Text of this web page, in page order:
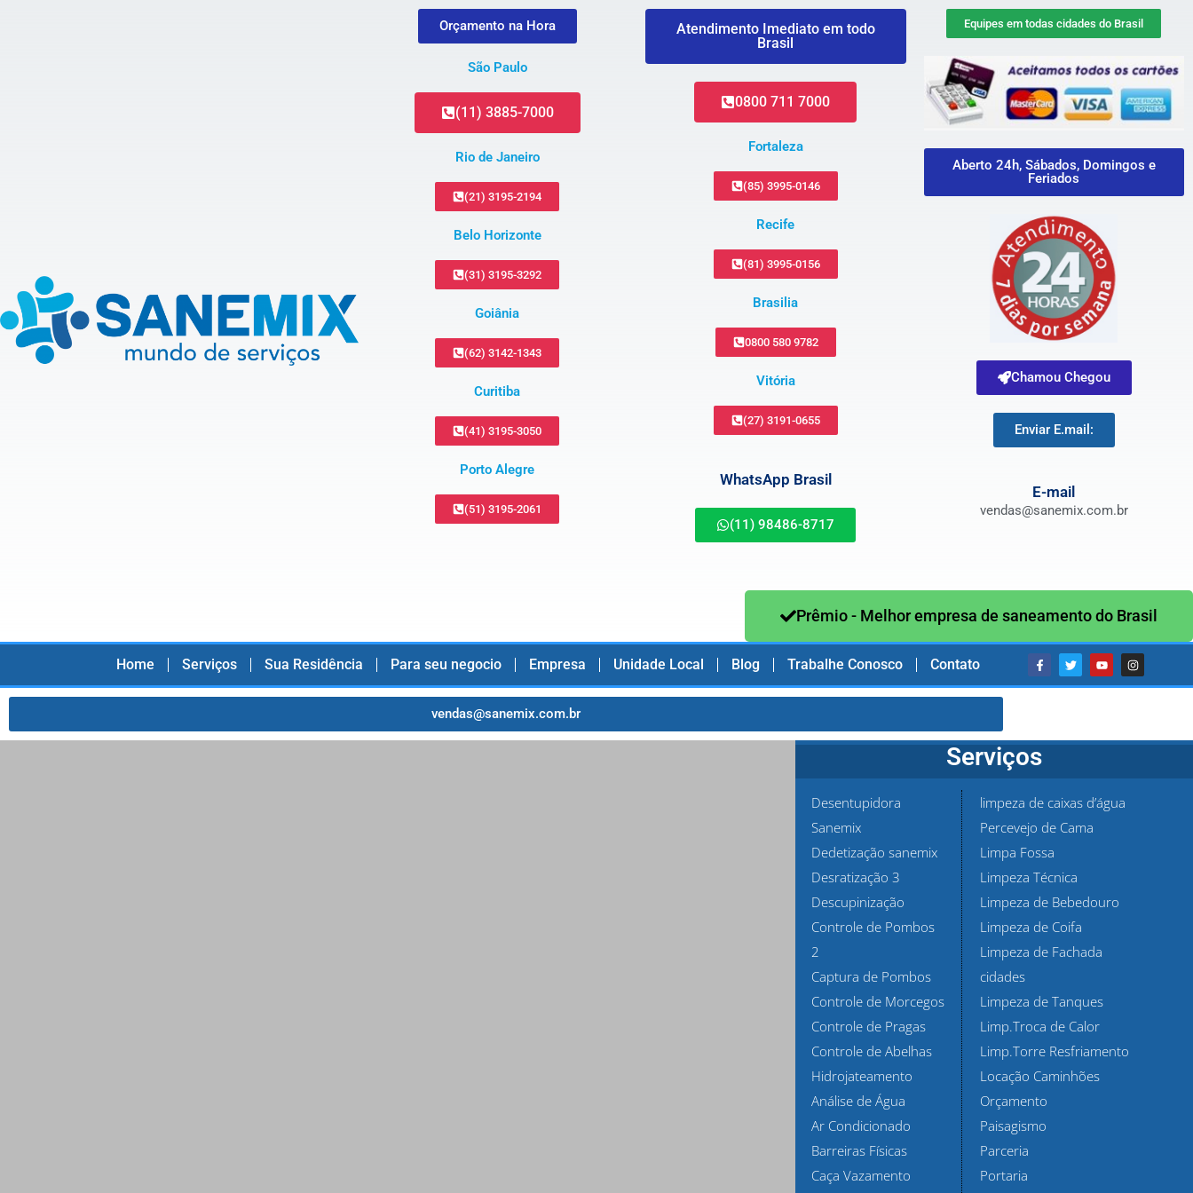
Orçamento na Hora
São Paulo
(11) 3885-7000
Rio de Janeiro
(21) 3195-2194
Belo Horizonte
(31) 3195-3292
Goiânia
(62) 3142-1343
Curitiba
(41) 3195-3050
Porto Alegre
(51) 3195-2061
Atendimento Imediato em todo
Brasil
0800 711 7000
Fortaleza
(85) 3995-0146
Recife
(81) 3995-0156
Brasilia
0800 580 9782
Vitória
(27) 3191-0655
WhatsApp Brasil
(11) 98486-8717
Equipes em todas cidades do Brasil
Aberto 24h, Sábados, Domingos e
Feriados
Chamou Chegou
Enviar E.mail:
E-mail
vendas@sanemix.com.br
Prêmio - Melhor empresa de saneamento do Brasil
Home Serviços Sua Residência Para seu negocio Empresa Unidade Local Blog Trabalhe Conosco Contato
vendas@sanemix.com.br
Serviços
Desentupidora
Sanemix
Dedetização sanemix
Desratização 3
Descupinização
Controle de Pombos
2
Captura de Pombos
Controle de Morcegos
Controle de Pragas
Controle de Abelhas
Hidrojateamento
Análise de Água
Ar Condicionado
Barreiras Físicas
Caça Vazamento
limpeza de caixas d’água
Percevejo de Cama
Limpa Fossa
Limpeza Técnica
Limpeza de Bebedouro
Limpeza de Coifa
Limpeza de Fachada
cidades
Limpeza de Tanques
Limp.Troca de Calor
Limp.Torre Resfriamento
Locação Caminhões
Orçamento
Paisagismo
Parceria
Portaria